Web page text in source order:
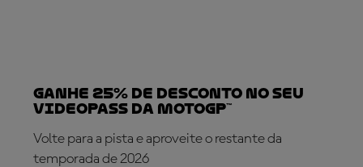
Ganhe 25% de desconto no seu
VideoPass da MotoGP™
Volte para a pista e aproveite o restante da
temporada de 2026